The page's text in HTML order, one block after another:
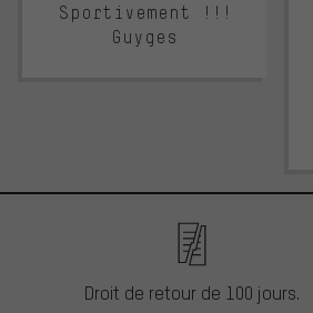
Sportivement !!!
Guyges
Droit de retour de 100 jours.